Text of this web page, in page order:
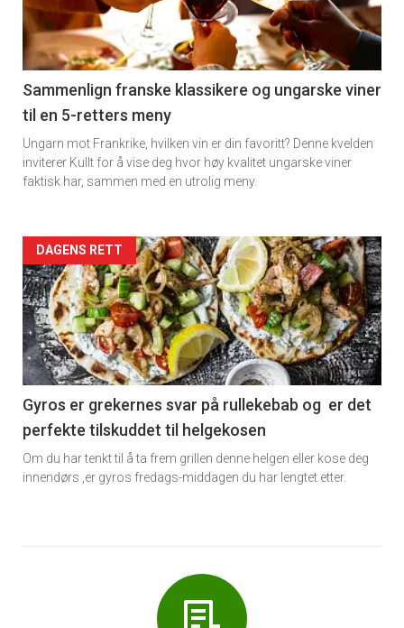
nå
-
5
Sammenlign franske klassikere og ungarske viner
til en 5-retters meny
Ungarn mot Frankrike, hvilken vin er din favoritt? Denne kvelden
inviterer Kullt for å vise deg hvor høy kvalitet ungarske viner
faktisk har, sammen med en utrolig meny.
Forsiden
akkurat
nå
-
6
DAGENS RETT
Gyros er grekernes svar på rullekebab og er det
perfekte tilskuddet til helgekosen
Om du har tenkt til å ta frem grillen denne helgen eller kose deg
innendørs ,er gyros fredags-middagen du har lengtet etter.